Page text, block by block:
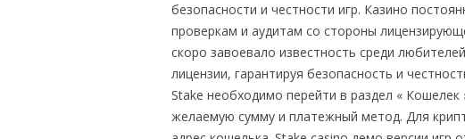
безопасности и честности игр. Казино
проверкам и аудитам со стороны
скоро завоевало известность среди
лицензии, гарантируя безопасность и
Stake необходимо перейти в раздел «
желаемую сумму и платежный метод. Для